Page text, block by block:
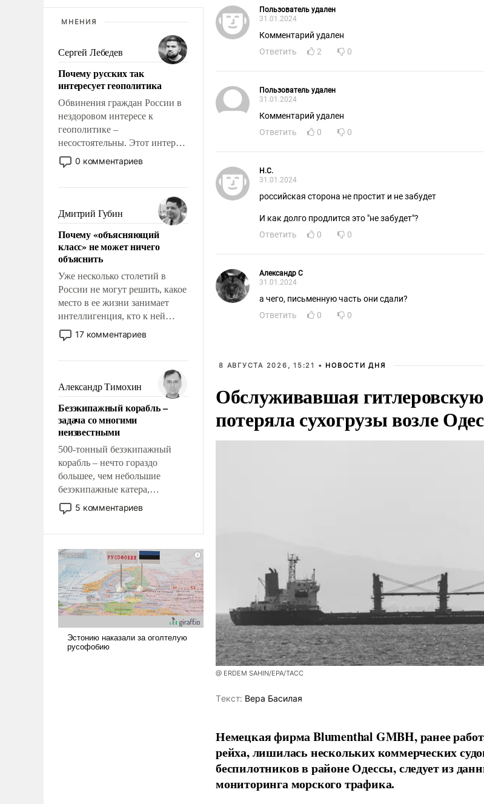
МНЕНИЯ
Сергей Лебедев
Почему русских так
интересует геополитика
Обвинения граждан России в
нездоровом интересе к
геополитике –
несостоятельны. Этот интерес
рационален и прагматичен. Он
обусловлен тысячелетним
фундаментальным знанием,
что мировая политика имеет
свойство заявляться на порог
нашего дома.
0 комментариев
Дмитрий Губин
Почему «объясняющий
класс» не может ничего
объяснить
Уже несколько столетий в
России не могут решить, какое
место в ее жизни занимает
интеллигенция, кто к ней
принадлежит, а кого из нее
исключили с правом
чем она отличается от просто
образованных людей. Иногда
казалось, что эти вопросы
решены раз и навсегда, но –
нет, не решены.
17 комментариев
Александр Тимохин
Безэкипажный корабль –
задача со многими
неизвестными
500-тонный безэкипажный
корабль – нечто гораздо
большее, чем небольшие
безэкипажные катера,
применение которых уже
стало обыденностью. Задача по
и ее реализация радикально
поднимет наши боевые
возможности.
5 комментариев
Пользователь удален
31.01.2024
Комментарий удален
Ответить
2 0
Пользователь удален
31.01.2024
Комментарий удален
Ответить
0 0
H.C.
31.01.2024
российская сторона не простит и не забудет
И как долго продлится это "не забудет"?
Ответить
0 0
Александр С
31.01.2024
а чего, письменную часть они сдали?
Ответить
0 0
8 АВГУСТА 2026, 15:21 • НОВОСТИ ДНЯ
Обслуживавшая
потеряла сухогрузы возле
@ ERDEM SAHIN/EPA/ТАСС
Tекст: Вера Басилая
Немецкая фирма Blumenthal GMBH, ранее
рейха, лишилась нескольких коммерческих
беспилотников в районе Одессы, следует из
мониторинга морского трафика.